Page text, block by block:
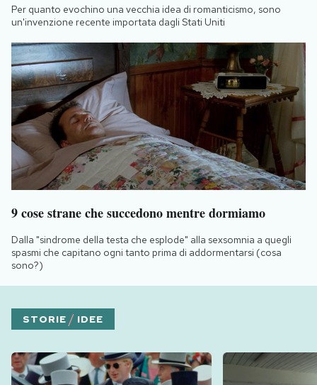
Per quanto evochino una vecchia idea di romanticismo, sono
un'invenzione recente importata dagli Stati Uniti
9 cose strane che succedono mentre dormiamo
Dalla "sindrome della testa che esplode" alla sexsomnia a quegli
spasmi che capitano ogni tanto prima di addormentarsi (cosa
sono?)
STORIE / IDEE